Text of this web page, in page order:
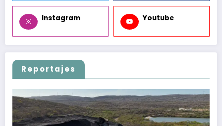
Instagram Youtube
Reportajes